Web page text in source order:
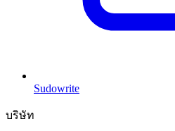
Sudowrite
บริษัท